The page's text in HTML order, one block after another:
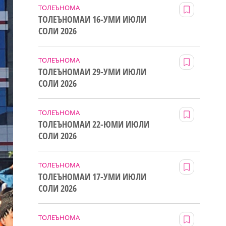
ТОЛЕЪНОМА
ТОЛЕЪНОМАИ 16-УМИ ИЮЛИ
СОЛИ 2026
ТОЛЕЪНОМА
ТОЛЕЪНОМАИ 29-УМИ ИЮЛИ
СОЛИ 2026
ТОЛЕЪНОМА
ТОЛЕЪНОМАИ 22-ЮМИ ИЮЛИ
СОЛИ 2026
ТОЛЕЪНОМА
ТОЛЕЪНОМАИ 17-УМИ ИЮЛИ
СОЛИ 2026
ТОЛЕЪНОМА